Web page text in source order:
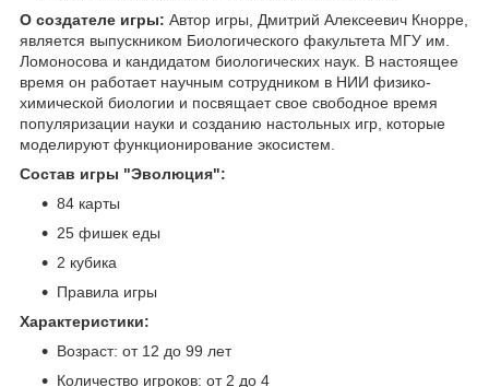
О создателе игры: Автор игры, Дмитрий Алексеевич Кнорре,
является выпускником Биологического факультета МГУ им.
Ломоносова и кандидатом биологических наук. В настоящее
время он работает научным сотрудником в НИИ физико-
химической биологии и посвящает свое свободное время
популяризации науки и созданию настольных игр, которые
моделируют функционирование экосистем.
Состав игры "Эволюция":
84 карты
25 фишек еды
2 кубика
Правила игры
Характеристики:
Возраст: от 12 до 99 лет
Количество игроков: от 2 до 4